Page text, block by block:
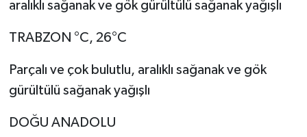
aralıklı sağanak ve gök gürültülü sağanak yağışlı
TRABZON °C, 26°C
Parçalı ve çok bulutlu, aralıklı sağanak ve gök
gürültülü sağanak yağışlı
DOĞU ANADOLU